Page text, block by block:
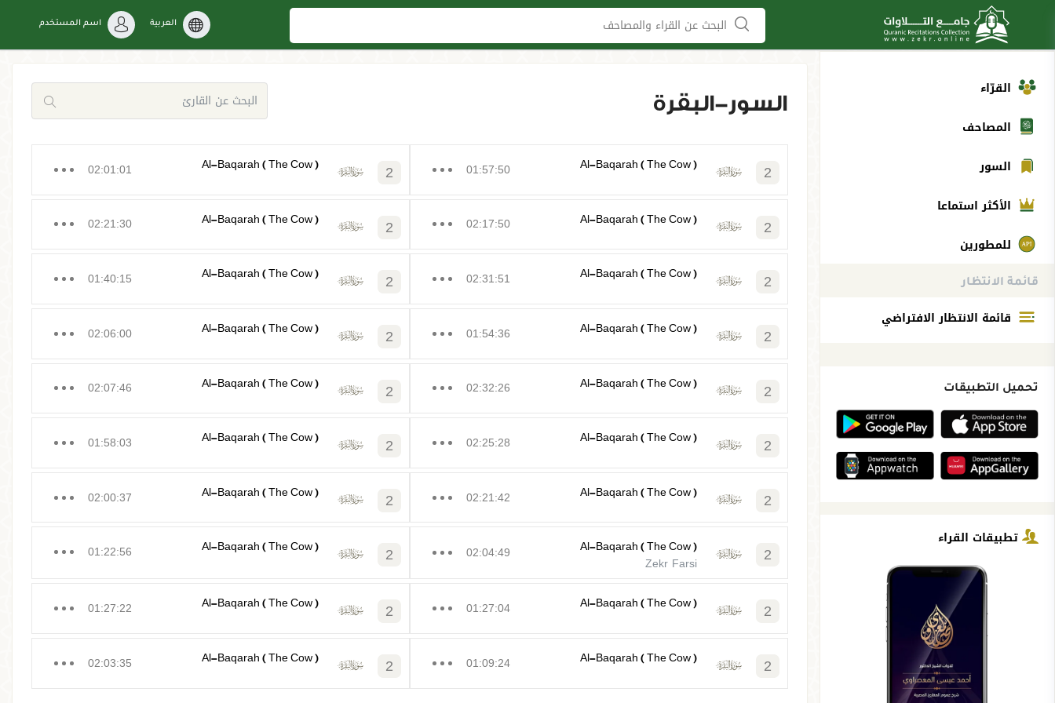
البحث عن القراء والمصاحف العربية اسم المستخدم
القرّاء
المصاحف
السور
الأكثر استماعا
للمطورين
قائمة الانتظار
قائمة الانتظار الافتراضي
تحميل التطبيقات
تطبيقات القراء
السور-البقرة
2
Al-Baqarah ( The Cow )
01:57:50
2
Al-Baqarah ( The Cow )
02:01:01
2
Al-Baqarah ( The Cow )
02:17:50
2
Al-Baqarah ( The Cow )
02:21:30
2
Al-Baqarah ( The Cow )
02:31:51
2
Al-Baqarah ( The Cow )
01:40:15
2
Al-Baqarah ( The Cow )
01:54:36
2
Al-Baqarah ( The Cow )
02:06:00
2
Al-Baqarah ( The Cow )
02:32:26
2
Al-Baqarah ( The Cow )
02:07:46
2
Al-Baqarah ( The Cow )
02:25:28
2
Al-Baqarah ( The Cow )
01:58:03
2
Al-Baqarah ( The Cow )
02:21:42
2
Al-Baqarah ( The Cow )
02:00:37
2
Al-Baqarah ( The Cow )
Zekr Farsi
02:04:49
2
Al-Baqarah ( The Cow )
01:22:56
2
Al-Baqarah ( The Cow )
01:27:04
2
Al-Baqarah ( The Cow )
01:27:22
2
Al-Baqarah ( The Cow )
01:09:24
2
Al-Baqarah ( The Cow )
02:03:35